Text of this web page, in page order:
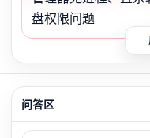
盘权限问题
问答区